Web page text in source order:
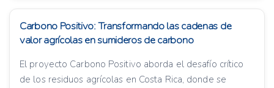
Carbono Positivo: Transformando las cadenas de
valor agrícolas en sumideros de carbono
El proyecto Carbono Positivo aborda el desafío crítico
de los residuos agrícolas en Costa Rica, donde se